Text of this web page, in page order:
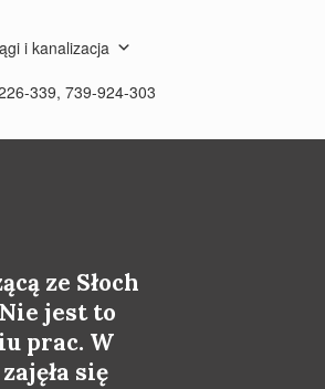
i kanalizacja
339, 739-924-303
ze Słoch
jest to
prac. W
się